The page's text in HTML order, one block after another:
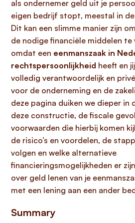
als ondernemer geld uit je
eigen bedrijf stopt, meestal in
Dit kan een slimme manier zijn
de nodige financiële middelen te
omdat een eenmanszaak in
rechtspersoonlijkheid heeft en
volledig verantwoordelijk en
voor de onderneming en de
deze pagina duiken we dieper in
deze constructie, de fiscale
voorwaarden die hierbij komen
de risico’s en voordelen, de
volgen en welke alternatieve
financieringsmogelijkheden er
over geld lenen van je
met een lening aan een ander
Summary